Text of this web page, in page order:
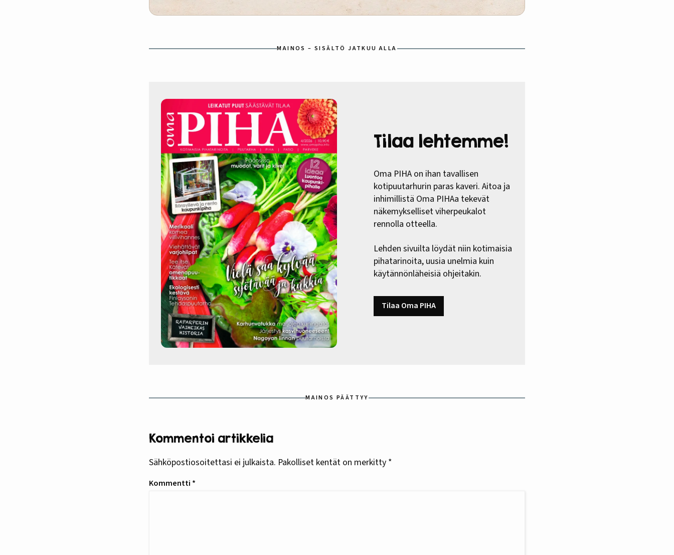
MAINOS – SISÄLTÖ JATKUU ALLA
Tilaa lehtemme!
Oma PIHA on ihan tavallisen
kotipuutarhurin paras kaveri. Aitoa ja
inhimillistä Oma PIHAa tekevät
näkemykselliset viherpeukalot
rennolla otteella.
Lehden sivuilta löydät niin kotimaisia
pihatarinoita, uusia unelmia kuin
käytännönläheisiä ohjeitakin.
Tilaa Oma PIHA
MAINOS PÄÄTTYY
Kommentoi artikkelia
Sähköpostiosoitettasi ei julkaista. Pakolliset kentät on merkitty *
Kommentti *